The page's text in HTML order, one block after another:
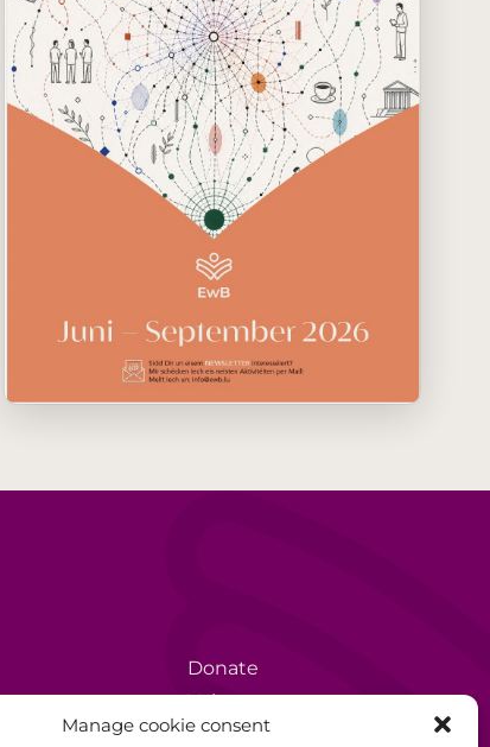
Manage cookie consent
Donate
Volunteer
Data protection